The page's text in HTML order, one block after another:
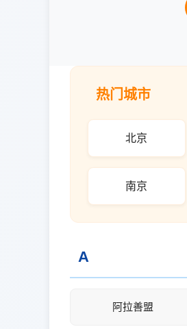
热门城市
北京
南京
A
阿拉善盟